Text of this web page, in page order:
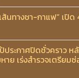
ส้นทางชา-กาแฟ” เปิ
ประกาศปิดชั่วคราว ห
าย เร่งสำรวจเตรียม